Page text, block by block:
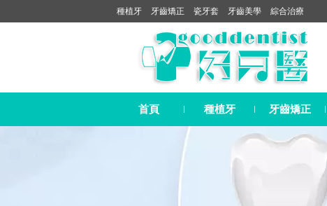
種植牙 牙齒矯正 瓷牙套 牙齒美學 綜合治療
首頁 種植牙 牙齒矯正